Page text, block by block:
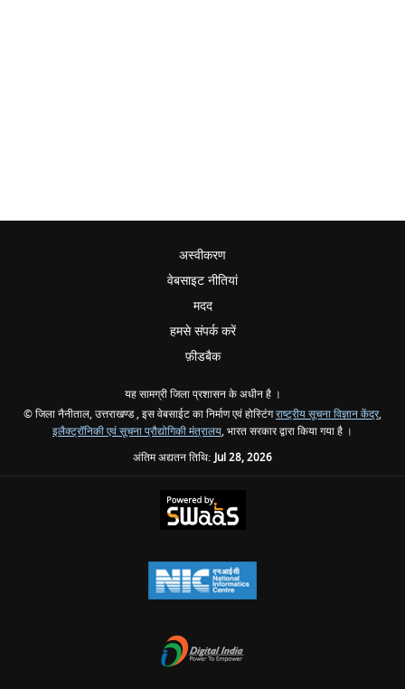
अस्वीकरण
वेबसाइट नीतियां
मदद
हमसे संपर्क करें
फ़ीडबैक
यह सामग्री जिला प्रशासन के अधीन है ।
© जिला नैनीताल, उत्तराखण्ड , इस वेबसाईट का निर्माण एवं होस्टिंगराष्ट्रीय सूचना विज्ञान केंद्र,
इलैक्ट्रॉनिकी एवं सूचना प्रौद्योगिकी मंत्रालय, भारत सरकार द्वारा किया गया है ।
अंतिम अद्यतन तिथि:Jul 28, 2026